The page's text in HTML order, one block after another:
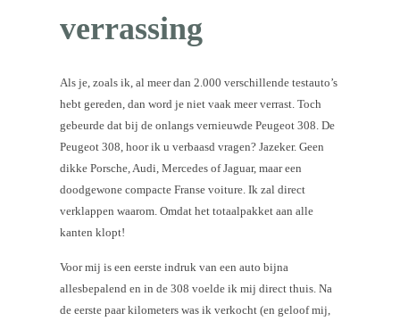
verrassing
Als je, zoals ik, al meer dan 2.000 verschillende testauto’s
hebt gereden, dan word je niet vaak meer verrast. Toch
gebeurde dat bij de onlangs vernieuwde Peugeot 308. De
Peugeot 308, hoor ik u verbaasd vragen? Jazeker. Geen
dikke Porsche, Audi, Mercedes of Jaguar, maar een
doodgewone compacte Franse voiture. Ik zal direct
verklappen waarom. Omdat het totaalpakket aan alle
kanten klopt!
Voor mij is een eerste indruk van een auto bijna
allesbepalend en in de 308 voelde ik mij direct thuis. Na
de eerste paar kilometers was ik verkocht (en geloof mij,